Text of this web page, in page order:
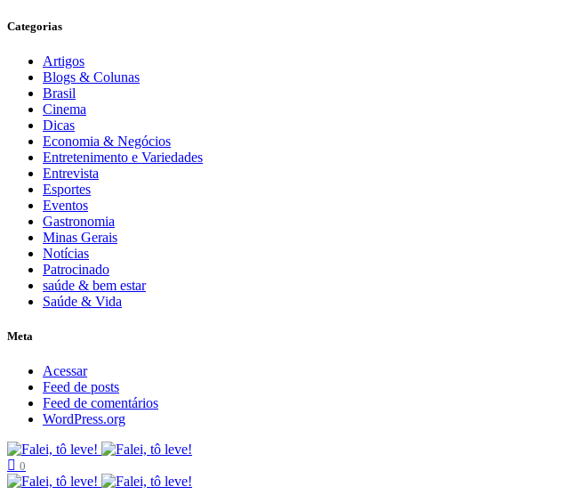
Categorias
Artigos
Blogs & Colunas
Brasil
Cinema
Dicas
Economia & Negócios
Entretenimento e Variedades
Entrevista
Esportes
Eventos
Gastronomia
Minas Gerais
Notícias
Patrocinado
saúde & bem estar
Saúde & Vida
Meta
Acessar
Feed de posts
Feed de comentários
WordPress.org
0